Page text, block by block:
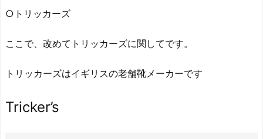
○トリッカーズ
ここで、改めてトリッカーズに関してです。
トリッカーズはイギリスの老舗靴メーカーです
Tricker’s